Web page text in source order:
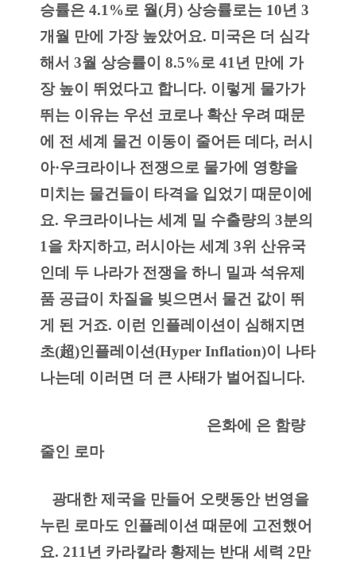
승률은 4.1%로 월(月) 상승률로는 10년 3
개월 만에 가장 높았어요. 미국은 더 심각
해서 3월 상승률이 8.5%로 41년 만에 가
장 높이 뛰었다고 합니다. 이렇게 물가가
뛰는 이유는 우선 코로나 확산 우려 때문
에 전 세계 물건 이동이 줄어든 데다, 러시
아·우크라이나 전쟁으로 물가에 영향을
미치는 물건들이 타격을 입었기 때문이에
요. 우크라이나는 세계 밀 수출량의 3분의
1을 차지하고, 러시아는 세계 3위 산유국
인데 두 나라가 전쟁을 하니 밀과 석유제
품 공급이 차질을 빚으면서 물건 값이 뛰
게 된 거죠. 이런 인플레이션이 심해지면
초(超)인플레이션(Hyper Inflation)이 나타
나는데 이러면 더 큰 사태가 벌어집니다.
줄인 로마
누린 로마도 인플레이션 때문에 고전했어
요. 211년 카라칼라 황제는 반대 세력 2만